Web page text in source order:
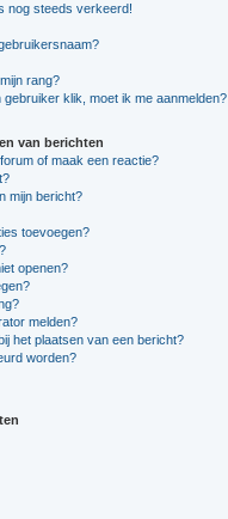
nog steeds verkeerd!
rang?
klik, moet ik me aanmelden?
van berichten
of maak een reactie?
mijn bericht?
toevoegen?
openen?
melden?
het plaatsen van een bericht?
worden?